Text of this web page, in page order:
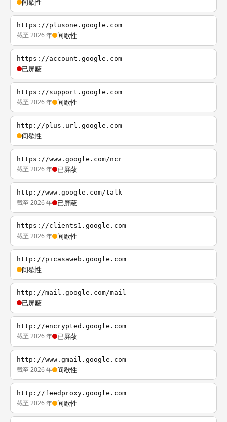
间歇性
https://plusone.google.com
截至 2026 年 间歇性
https://account.google.com
已屏蔽
https://support.google.com
截至 2026 年 间歇性
http://plus.url.google.com
间歇性
https://www.google.com/ncr
截至 2026 年 已屏蔽
http://www.google.com/talk
截至 2026 年 已屏蔽
https://clients1.google.com
截至 2026 年 间歇性
http://picasaweb.google.com
间歇性
http://mail.google.com/mail
已屏蔽
http://encrypted.google.com
截至 2026 年 已屏蔽
http://www.gmail.google.com
截至 2026 年 间歇性
http://feedproxy.google.com
截至 2026 年 间歇性